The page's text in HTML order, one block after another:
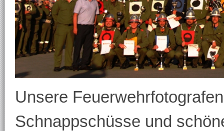
Unsere
Schnappschüsse und